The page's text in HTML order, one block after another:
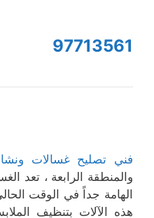
97713561
فني تصليح غسالات
والمنطقة الرابعة ، تعد
الهامة جداً في الوقت
هذه الآلات بتنظيف